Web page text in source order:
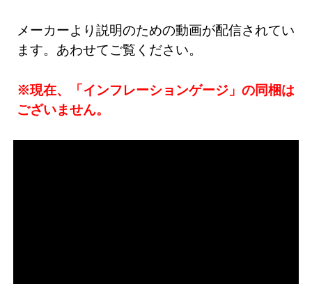
メーカーより説明のための動画が配信されてい
ます。あわせてご覧ください。
※現在、「インフレーションゲージ」の同梱は
ございません。